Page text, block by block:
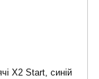
X2 Start, синій